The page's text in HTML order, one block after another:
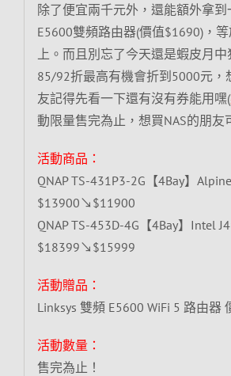
除了便宜兩千元外，還能額外拿到
E5600雙頻路由器(價值$1690)，
上。而且別忘了今天還是蝦皮月
85/92折最高有機會折到5000元，
友記得先看一下還有沒有券能用嘿(
動限量售完為止，想買NAS的朋友
活動商品：
QNAP TS-431P3-2G【4Bay】
$13900↘$11900
QNAP TS-453D-4G【4Bay】Intel
$18399↘$15999
活動贈品：
Linksys 雙頻 E5600 WiFi 5 路由器
活動數量：
售完為止！